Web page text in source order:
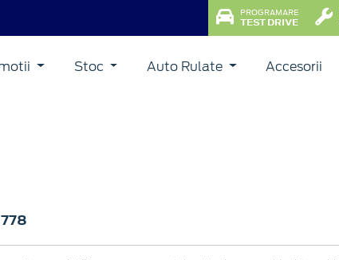
PROGRAMARE
TEST DRIVE
Stoc Auto Rulate Accesorii